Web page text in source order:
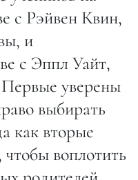
с Рэйвен Квин,
и
с Эппл Уайт,
уверены
выбирать
как вторые
воплотить